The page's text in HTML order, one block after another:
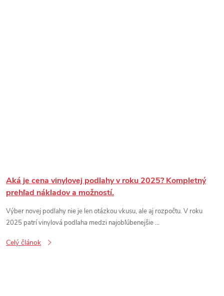
Aká je cena vinylovej podlahy v roku 2025? Kompletný
prehľad nákladov a možností.
Výber novej podlahy nie je len otázkou vkusu, ale aj rozpočtu. V roku
2025 patrí vinylová podlaha medzi najobľúbenejšie ...
Celý článok